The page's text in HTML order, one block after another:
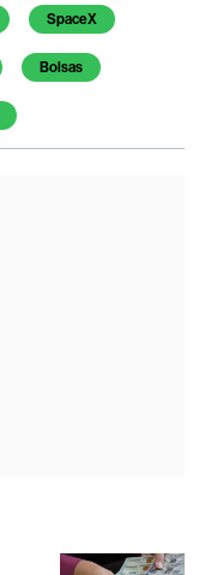
SpaceX
Bolsas